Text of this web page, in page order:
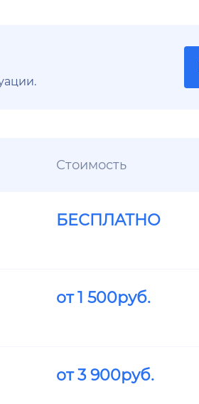
Стоимость
БЕСПЛАТНО
от1 500руб.
от3 900руб.